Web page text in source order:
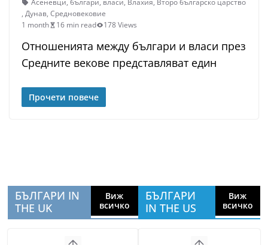
Асеневци, българи, власи, Влахия, Второ българско царство
, Дунав, Средновековие
1 month
16 min read 178 Views
Отношенията между българи и власи през
Средните векове представляват един
Прочети повече
БЪЛГАРИ IN
THE UK
Виж
всичко
БЪЛГАРИ
IN THE US
Виж
всичко